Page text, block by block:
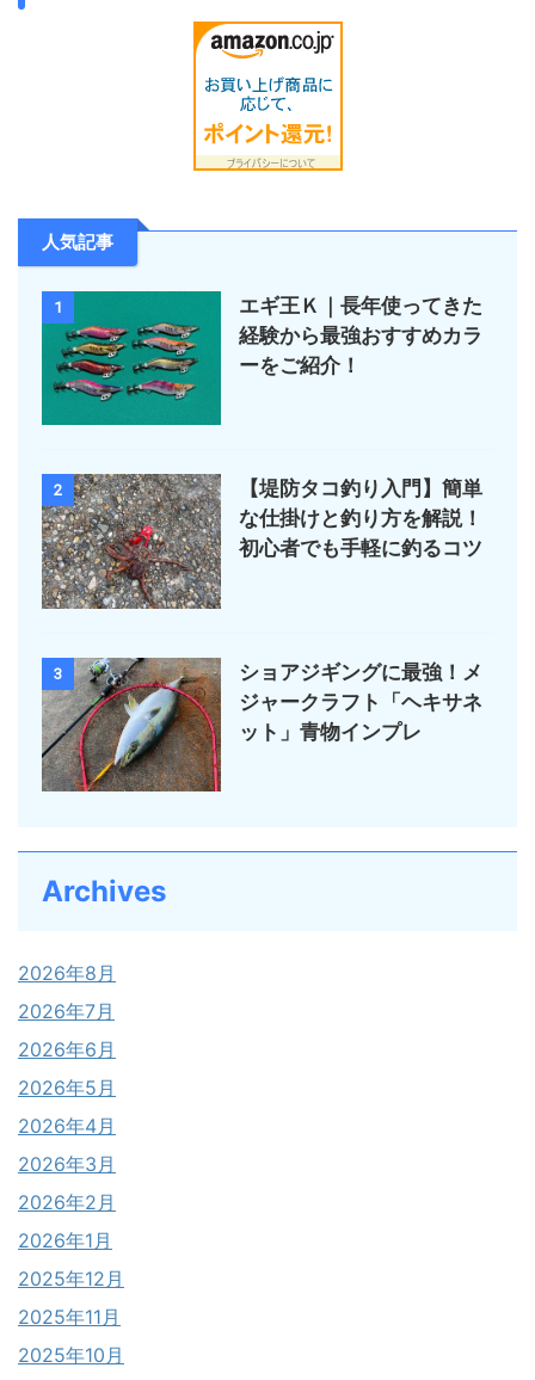
人気記事
1
エギ王Ｋ｜長年使ってきた
経験から最強おすすめカラ
ーをご紹介！
2
【堤防タコ釣り入門】簡単
な仕掛けと釣り方を解説！
初心者でも手軽に釣るコツ
3
ショアジギングに最強！メ
ジャークラフト「ヘキサネ
ット」青物インプレ
Archives
2026年8月
2026年7月
2026年6月
2026年5月
2026年4月
2026年3月
2026年2月
2026年1月
2025年12月
2025年11月
2025年10月